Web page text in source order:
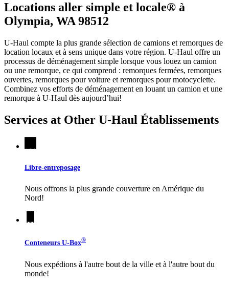
Locations aller simple et locale® à
Olympia, WA 98512
U-Haul compte la plus grande sélection de camions et remorques de
location locaux et à sens unique dans votre région. U-Haul offre un
processus de déménagement simple lorsque vous louez un camion
ou une remorque, ce qui comprend : remorques fermées, remorques
ouvertes, remorques pour voiture et remorques pour motocyclette.
Combinez vos efforts de déménagement en louant un camion et une
remorque à U-Haul dès aujourd’hui!
Services at Other U-Haul Établissements
Libre-entreposage
Nous offrons la plus grande couverture en Amérique du
Nord!
Conteneurs U-Box®
Nous expédions à l'autre bout de la ville et à l'autre bout du
monde!